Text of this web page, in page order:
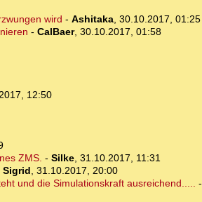
wird - Ashitaka, 30.10.2017, 01:25
- CalBaer, 30.10.2017, 01:58
12:50
ZMS. - Silke, 31.10.2017, 11:31
Sigrid, 31.10.2017, 20:00
und die Simulationskraft ausreichend..... -